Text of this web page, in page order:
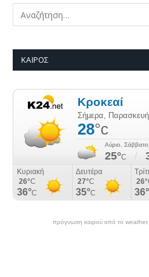
ΚΑΙΡΌΣ
πρόγνωση καιρού από το